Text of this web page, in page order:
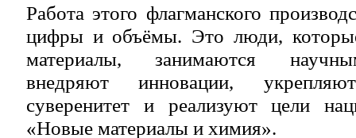
Работа этого флагманского
цифры и объёмы. Это люди,
материалы, занимаются
внедряют инновации,
суверенитет и реализуют цели
«Новые материалы и химия».